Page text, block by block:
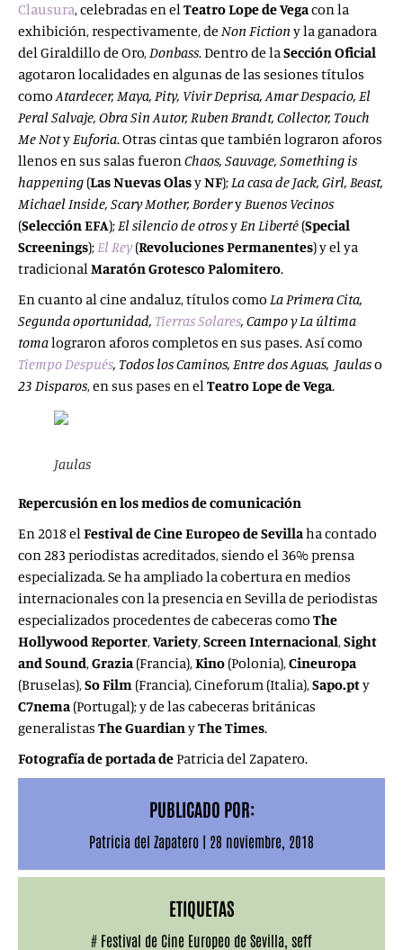
Clausura, celebradas en elTeatro Lope de Vegacon la
exhibición, respectivamente, de Non Fiction y la ganadora
del Giraldillo de Oro,Donbass. Dentro de laSección Oficial
agotaron localidades en algunas de las sesiones títulos
comoAtardecer, Maya, Pity, Vivir Deprisa, Amar Despacio, El
Peral Salvaje, Obra Sin Autor, Ruben Brandt, Collector, Touch
Me NotyEuforia. Otras cintas que también lograron aforos
llenos en sus salas fueronChaos, Sauvage, Something is
happening (Las Nuevas OlasyNF);La casa de Jack, Girl, Beast,
Michael Inside, Scary Mother, BorderyBuenos Vecinos
(Selección EFA);El silencio de otrosyEn Liberté (Special
Screenings);El Rey (Revoluciones Permanentes) y el ya
tradicionalMaratón Grotesco Palomitero.
En cuanto al cine andaluz, títulos como La Primera Cita,
Segunda oportunidad, Tierras Solares, Campo y La última
tomalograron aforos completos en sus pases. Así como
Tiempo Después, Todos los Caminos, Entre dos Aguas, Jaulaso
23 Disparos, en sus pases en elTeatro Lope de Vega.
Jaulas
Repercusión en los medios de comunicación
En 2018 elFestival de Cine Europeo de Sevillaha contado
con 283 periodistas acreditados, siendo el 36% prensa
especializada. Se ha ampliado la cobertura en medios
internacionales con la presencia en Sevilla de periodistas
especializados procedentes de cabeceras como The
Hollywood Reporter,Variety,Screen Internacional,Sight
and Sound,Grazia (Francia),Kino (Polonia),Cineuropa
(Bruselas),So Film (Francia), Cineforum (Italia),Sapo.pty
C7nema (Portugal); y de las cabeceras británicas
generalistas The GuardianyThe Times.
Fotografía de portada dePatricia del Zapatero.
PUBLICADO POR:
Patricia del Zapatero | 28 noviembre, 2018
ETIQUETAS
# Festival de Cine Europeo de Sevilla seff